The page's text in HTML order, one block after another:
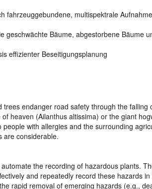
fahrzeuggebundene, multispektrale
geschwächte Bäume, abgestorbene Bäume
effizienter Beseitigungsplanung
endanger road safety through the falling
heaven (Ailanthus altissima) or the giant
with allergies and the surrounding
are considerable.
the recording of hazardous plants.
and repeatedly record these hazards
rapid removal of emerging hazards (e.g.,